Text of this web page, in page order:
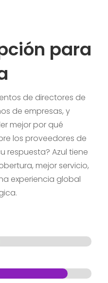
para
de directores de
de empresas, y
mejor por qué
los proveedores de
respuesta? Azul tiene
mejor servicio,
experiencia global